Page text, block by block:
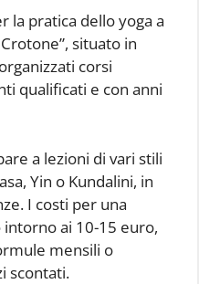
la pratica dello yoga a
situato in
corsi
qualificati e con anni
a lezioni di vari stili
Yin o Kundalini, in
I costi per una
intorno ai 10-15 euro,
mensili o
scontati.